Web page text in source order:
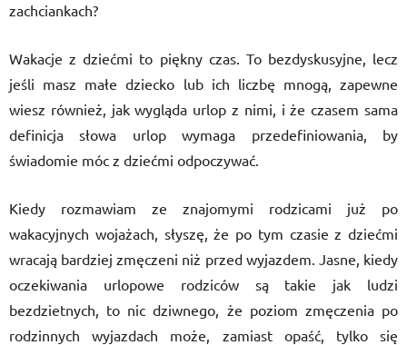
zachciankach?
Wakacje z dziećmi to piękny czas. To bezdyskusyjne, lecz
jeśli masz małe dziecko lub ich liczbę mnogą, zapewne
wiesz również, jak wygląda urlop z nimi, i że czasem sama
definicja słowa urlop wymaga przedefiniowania, by
świadomie móc z dziećmi odpoczywać.
Kiedy rozmawiam ze znajomymi rodzicami już po
wakacyjnych wojażach, słyszę, że po tym czasie z dziećmi
wracają bardziej zmęczeni niż przed wyjazdem. Jasne, kiedy
oczekiwania urlopowe rodziców są takie jak ludzi
bezdzietnych, to nic dziwnego, że poziom zmęczenia po
rodzinnych wyjazdach może, zamiast opaść, tylko się